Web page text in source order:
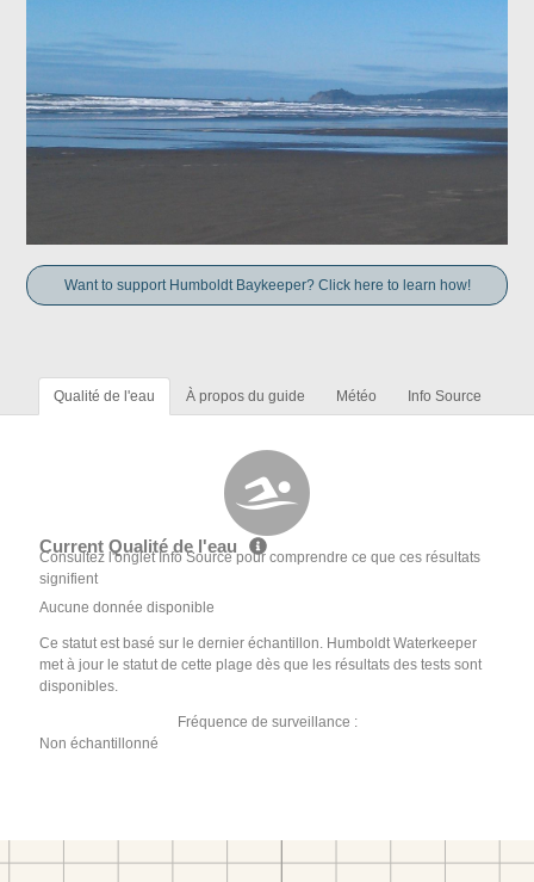
Want to support Humboldt Baykeeper? Click here to learn how!
Qualité de l'eau À propos du guide Météo Info Source
Current Qualité de l'eau
Consultez l'onglet Info Source pour comprendre ce que ces résultats
signifient
Aucune donnée disponible
Ce statut est basé sur le dernier échantillon. Humboldt Waterkeeper
met à jour le statut de cette plage dès que les résultats des tests sont
disponibles.
Fréquence de surveillance :
Non échantillonné